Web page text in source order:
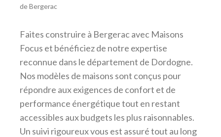
de Bergerac
Faites construire à Bergerac avec Maisons
Focus et bénéficiez de notre expertise
reconnue dans le département de Dordogne.
Nos modèles de maisons sont conçus pour
répondre aux exigences de confort et de
performance énergétique tout en restant
accessibles aux budgets les plus raisonnables.
Un suivi rigoureux vous est assuré tout au long